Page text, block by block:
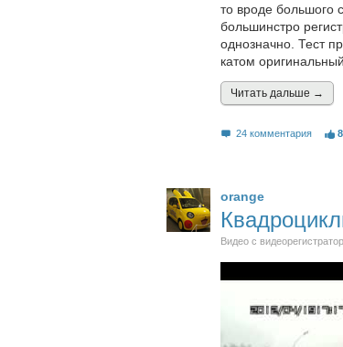
то вроде большого
большинстро
однозначно. Тест
катом
Читать дальшe →
24 комментария 8
orange
Видео с